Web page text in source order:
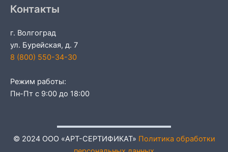
Контакты
г. Волгоград
ул. Бурейская, д. 7
8 (800) 550-34-30
Режим работы:
Пн-Пт с 9:00 до 18:00
© 2024 ООО «АРТ-СЕРТИФИКАТ» Политика обработки